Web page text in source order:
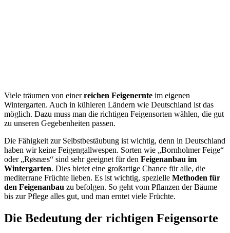
Viele träumen von einerreichen Feigenernte im eigenen
Wintergarten. Auch in kühleren Ländern wie Deutschland ist das
möglich. Dazu muss man die richtigen Feigensorten wählen, die gut
zu unseren Gegebenheiten passen.
Die Fähigkeit zur Selbstbestäubung ist wichtig, denn in Deutschland
haben wir keine Feigengallwespen. Sorten wie „Bornholmer Feige“
oder „Røsnæs“ sind sehr geeignet für den Feigenanbau im
Wintergarten. Dies bietet eine großartige Chance für alle, die
mediterrane Früchte lieben. Es ist wichtig, spezielle Methoden für
den Feigenanbau zu befolgen. So geht vom Pflanzen der Bäume
bis zur Pflege alles gut, und man erntet viele Früchte.
Die Bedeutung der richtigen Feigensorte